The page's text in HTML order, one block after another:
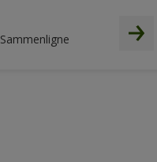
Sammenligne